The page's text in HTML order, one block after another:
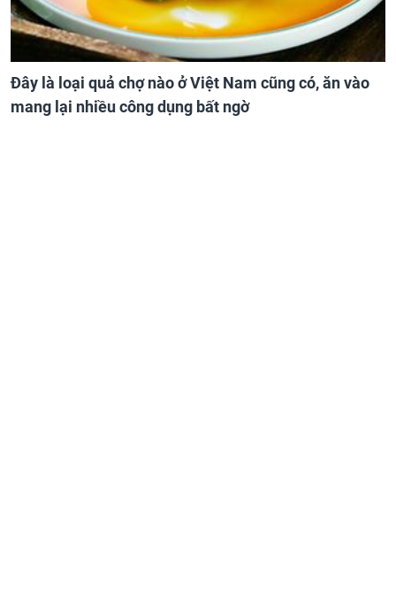
Đây là loại quả chợ nào ở Việt Nam cũng có, ăn vào
mang lại nhiều công dụng bất ngờ